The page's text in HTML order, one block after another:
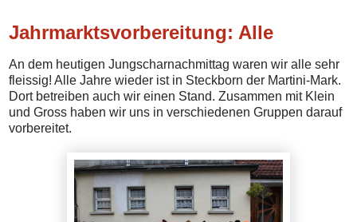
Jahrmarktsvorbereitung: Alle
An dem heutigen Jungscharnachmittag waren wir alle sehr
fleissig! Alle Jahre wieder ist in Steckborn der Martini-Mark.
Dort betreiben auch wir einen Stand. Zusammen mit Klein
und Gross haben wir uns in verschiedenen Gruppen darauf
vorbereitet.